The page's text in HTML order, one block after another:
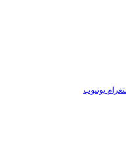
يوتيوب